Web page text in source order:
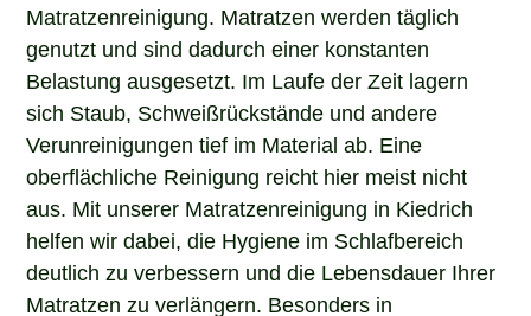
Matratzenreinigung. Matratzen werden täglich
genutzt und sind dadurch einer konstanten
Belastung ausgesetzt. Im Laufe der Zeit lagern
sich Staub, Schweißrückstände und andere
Verunreinigungen tief im Material ab. Eine
oberflächliche Reinigung reicht hier meist nicht
aus. Mit unserer Matratzenreinigung in Kiedrich
helfen wir dabei, die Hygiene im Schlafbereich
deutlich zu verbessern und die Lebensdauer Ihrer
Matratzen zu verlängern. Besonders in